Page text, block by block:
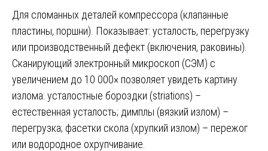
Для сломанных деталей компрессора (клапанные
пластины, поршни). Показывает: усталость, перегрузку
или производственный дефект (включения, раковины).
Сканирующий электронный микроскоп (СЭМ) с
увеличением до 10 000× позволяет увидеть картину
излома: усталостные бороздки (striations) –
естественная усталость; димплы (вязкий излом) –
перегрузка; фасетки скола (хрупкий излом) – пережог
или водородное охрупчивание.